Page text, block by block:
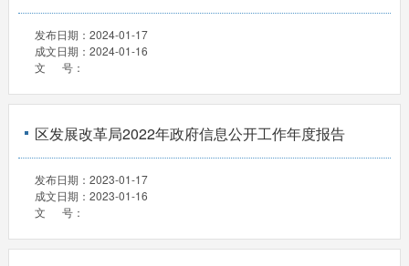
发布日期： 2024-01-17
成文日期： 2024-01-16
文 号：
区发展改革局2022年政府信息公开工作年度报告
发布日期： 2023-01-17
成文日期： 2023-01-16
文 号：